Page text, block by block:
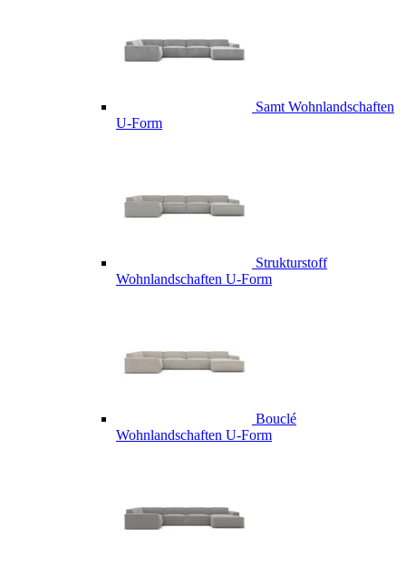
Samt Wohnlandschaften
U-Form
Strukturstoff
Wohnlandschaften U-Form
Bouclé
Wohnlandschaften U-Form